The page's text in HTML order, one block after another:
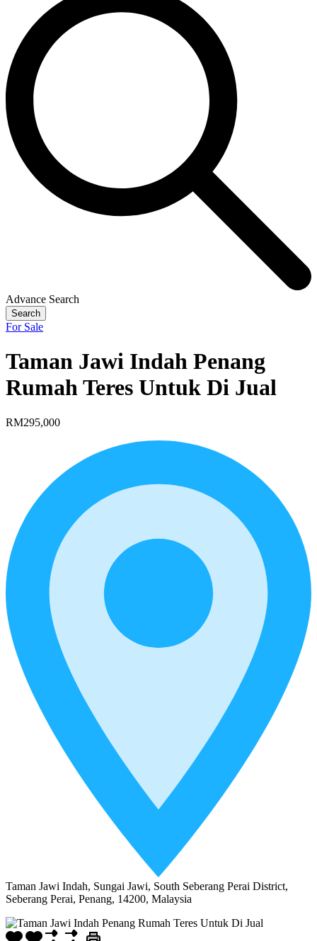
Advance Search
Search
For Sale
Taman Jawi Indah Penang
Rumah Teres Untuk Di Jual
RM295,000
Taman Jawi Indah, Sungai Jawi, South Seberang Perai District,
Seberang Perai, Penang, 14200, Malaysia